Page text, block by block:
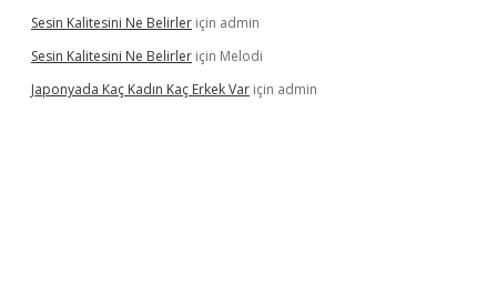
Sesin Kalitesini Ne Belirler için admin
Sesin Kalitesini Ne Belirler için Melodi
Japonyada Kaç Kadın Kaç Erkek Var için admin